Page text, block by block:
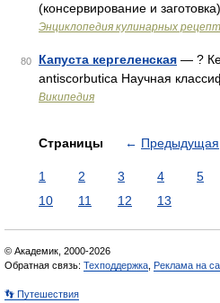
(консервирование и
Энциклопедия кулинарных
80 Капуста кергеленская — ?
antiscorbutica Научная
Википедия
Страницы ← Предыдущая
1 2 3 4 5
10
11 12 13
© Академик, 2000-2026
Обратная связь: Техподдержка Реклама на
👣 Путешествия